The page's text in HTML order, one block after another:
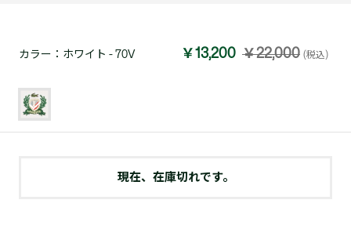
カラー： ホワイト - 70V ￥13,200 ￥22,000 (税込)
現在、在庫切れです。